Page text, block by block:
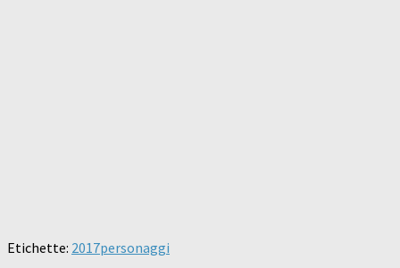
Etichette: 2017personaggi